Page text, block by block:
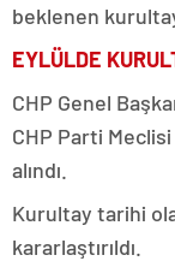
beklenen
EYLÜLDE
CHP Genel
CHP Parti
alındı.
Kurultay tarihi
kararlaştırıldı.